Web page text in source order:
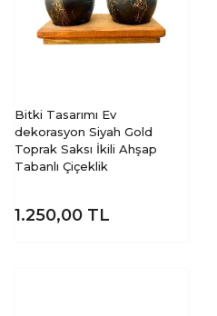
Bitki Tasarımı Ev
dekorasyon Siyah Gold
Toprak Saksı İkili Ahşap
Tabanlı Çiçeklik
1.250,00 TL